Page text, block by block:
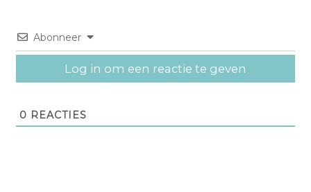
Abonneer
Log in om een reactie te geven
0 REACTIES